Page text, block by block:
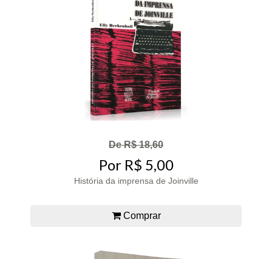
De R$ 18,60
Por R$ 5,00
História da imprensa de Joinville
Comprar